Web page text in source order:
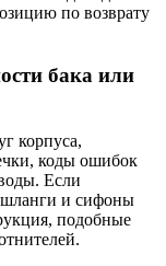
по возврату
бака или
корпуса,
коды ошибок
Если
и сифоны
подобные